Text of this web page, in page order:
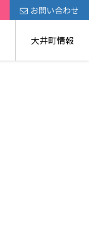
お問い合わせ
大井町情報